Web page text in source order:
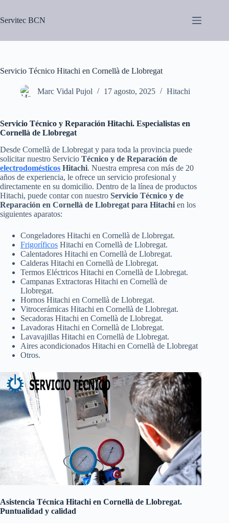
contenido
Servitec BCN
Servicio Técnico Hitachi en Cornellà de Llobregat
Marc Vidal Pujol 17 agosto, 2025 Hitachi
Servicio Técnico y Reparación Hitachi. Especialistas en
Cornellà de Llobregat
Desde Cornellà de Llobregat y para toda la provincia puede
solicitar nuestro Servicio Técnico y de Reparación de
electrodomésticos Hitachi. Nuestra empresa con más de 20
años de experiencia, le ofrece un servicio profesional y
directamente en su domicilio. Dentro de la línea de productos
Hitachi, puede contar con nuestro Servicio Técnico y de
Reparación en Cornellà de Llobregat para Hitachi en los
siguientes aparatos:
Congeladores Hitachi en Cornellà de Llobregat.
Frigoríficos Hitachi en Cornellà de Llobregat.
Calentadores Hitachi en Cornellà de Llobregat.
Calderas Hitachi en Cornellà de Llobregat.
Termos Eléctricos Hitachi en Cornellà de Llobregat.
Campanas Extractoras Hitachi en Cornellà de
Llobregat.
Hornos Hitachi en Cornellà de Llobregat.
Vitrocerámicas Hitachi en Cornellà de Llobregat.
Secadoras Hitachi en Cornellà de Llobregat.
Lavadoras Hitachi en Cornellà de Llobregat.
Lavavajillas Hitachi en Cornellà de Llobregat.
Aires acondicionados Hitachi en Cornellà de Llobregat
Otros.
Asistencia Técnica Hitachi en Cornellà de Llobregat.
Puntualidad y calidad